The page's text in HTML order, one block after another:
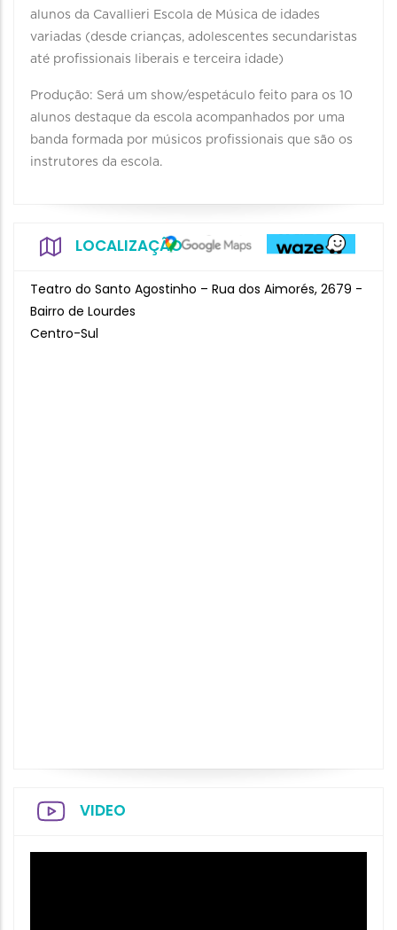
alunos da Cavallieri Escola de Música de idades
variadas (desde crianças, adolescentes secundaristas
até profissionais liberais e terceira idade)
Produção: Será um show/espetáculo feito para os 10
alunos destaque da escola acompanhados por uma
banda formada por músicos profissionais que são os
instrutores da escola.
LOCALIZAÇÃO
Teatro do Santo Agostinho – Rua dos Aimorés, 2679 -
Bairro de Lourdes
Centro-Sul
VIDEO